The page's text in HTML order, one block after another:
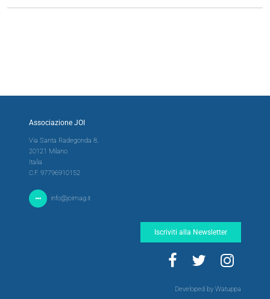
Associazione JOI
Via Santa Radegonda 8,
20121 Milano
Italia
C.F. 97796910152
info@joimag.it
Iscriviti alla Newsletter
Developed by Watuppa